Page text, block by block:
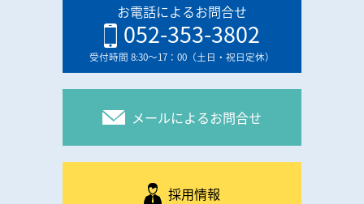
お電話によるお問合せ
052-353-3802
受付時間 8:30〜17：00（土日・祝日定休）
メールによるお問合せ
採用情報